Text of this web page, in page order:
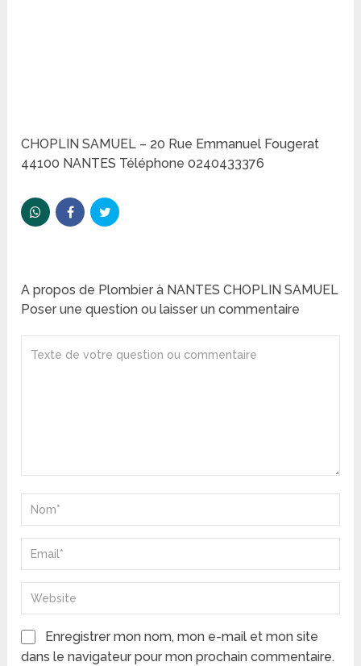
CHOPLIN SAMUEL – 20 Rue Emmanuel Fougerat
44100 NANTES Téléphone 0240433376
A propos de Plombier à NANTES CHOPLIN SAMUEL
Poser une question ou laisser un commentaire
Enregistrer mon nom, mon e-mail et mon site
dans le navigateur pour mon prochain commentaire.